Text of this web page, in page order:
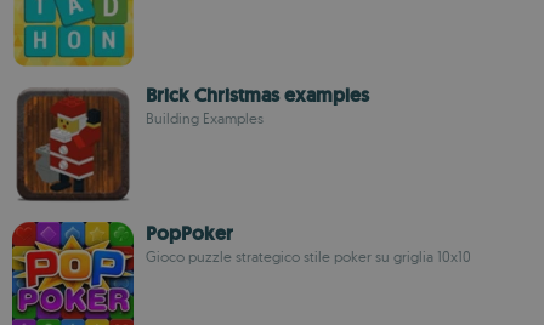
Brick Christmas examples
Building Examples
PopPoker
Gioco puzzle strategico stile poker su griglia 10x10